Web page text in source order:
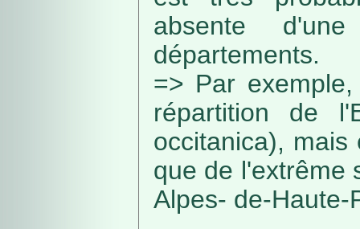
absente
départements.
=> Par
répartition de
occitanica),
que de l'extrême
Alpes- de-Haute-